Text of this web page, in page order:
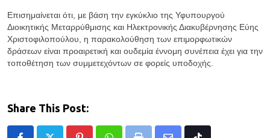
Επισημαίνεται ότι, με βάση την εγκύκλιο της Υφυπουργού
Διοικητικής Μεταρρύθμισης και Ηλεκτρονικής Διακυβέρνησης Εύης
Χριστοφιλοπούλου, η παρακολούθηση των επιμορφωτικών
δράσεων είναι προαιρετική και ουδεμία έννομη συνέπεια έχει για την
τοποθέτηση των συμμετεχόντων σε φορείς υποδοχής.
Share This Post: